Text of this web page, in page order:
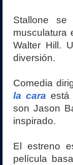
Stallone
musculatura
Walter Hill.
diversión.
Comedia
la cara está
son Jason
inspirado.
El estreno
película